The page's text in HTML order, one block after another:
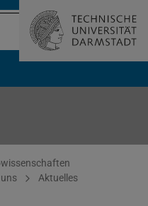
Aktuelles